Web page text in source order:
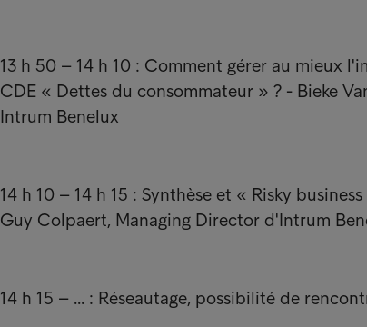
13 h 50 – 14 h 10 : Comment gérer au mieux
CDE « Dettes du consommateur » ? - Bieke
Intrum Benelux
14 h 10 – 14 h 15 : Synthèse et « Risky
Guy Colpaert, Managing Director d'Intrum
14 h 15 – ... : Réseautage, possibilité de